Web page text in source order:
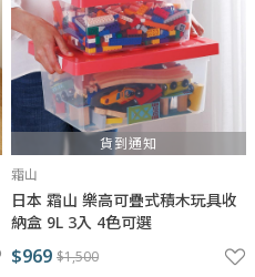
貨到通知
霜山
日本 霜山 樂高可疊式積木玩具收
納盒 9L 3入 4色可選
$969 $1,500